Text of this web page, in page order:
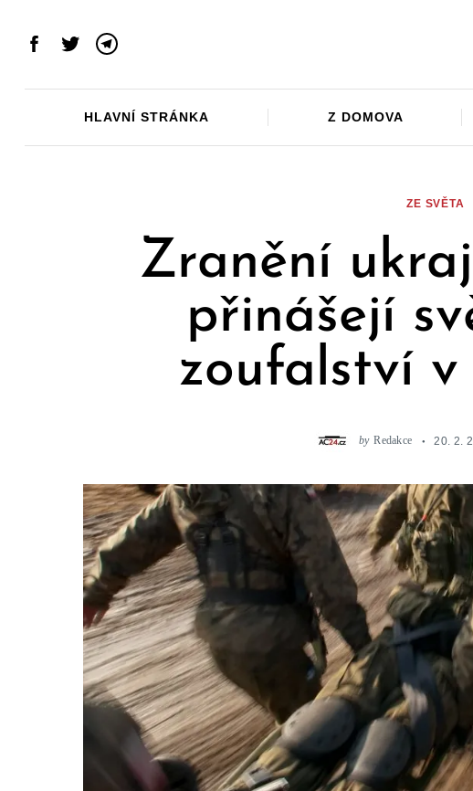
Facebook
TwitterTelegram
HLAVNÍ STRÁNKA Z DOMOVA
ZE SVĚTA
Zranění
přinášejí
zoufalství v
by Redakce 20. 2.